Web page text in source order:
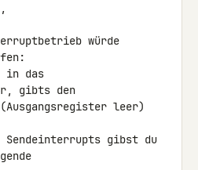
würde
in das
gibts den
(Ausgangsregister leer)
gibst du